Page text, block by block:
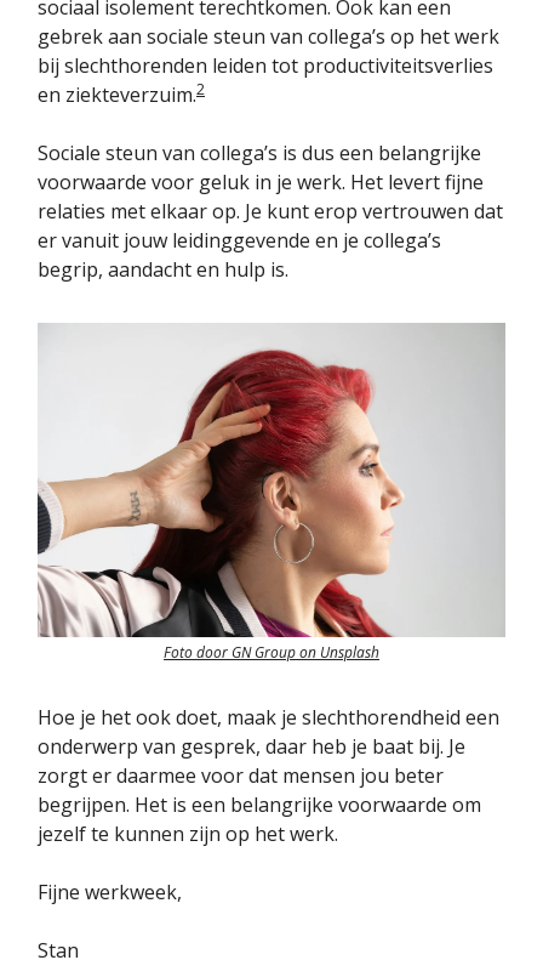
sociaal isolement terecht­komen. Ook kan een
gebrek aan sociale steun van collega’s op het werk
bij slechthorenden leiden tot productiviteitsverlies
en ziekteverzuim.2
Sociale steun van collega’s is dus een belangrijke
voorwaarde voor geluk in je werk. Het levert fijne
relaties met elkaar op. Je kunt erop vertrouwen dat
er vanuit jouw leidinggevende en je collega’s
begrip, aandacht en hulp is.
Foto door GN Group on Unsplash
Hoe je het ook doet, maak je slechthorendheid een
onderwerp van gesprek, daar heb je baat bij. Je
zorgt er daarmee voor dat mensen jou beter
begrijpen. Het is een belangrijke voorwaarde om
jezelf te kunnen zijn op het werk.
Fijne werkweek,
Stan